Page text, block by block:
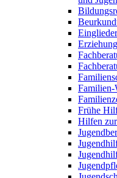
Familien-
Frühe
Hilfen